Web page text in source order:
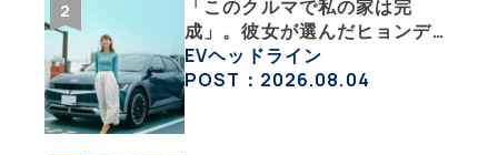
「このクルマで私の家は完
成」。彼女が選んだヒョンデ
「IONIQ 5」の「エネルギーハ
ック」な生活【ななみんEVレ
EVヘッドライン
POST：2026.08.04